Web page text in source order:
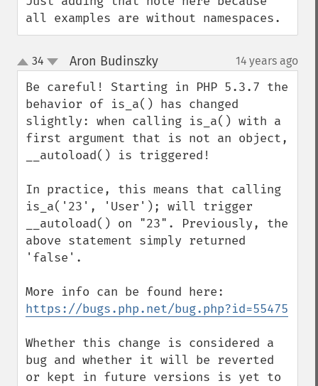
all examples are without namespaces.
up
down
34 Aron Budinszky¶ 14 years ago
Be careful! Starting in PHP 5.3.7 the
behavior of is_a() has changed
slightly: when calling is_a() with a
first argument that is not an object,
__autoload() is triggered!
In practice, this means that calling
is_a('23', 'User'); will trigger
__autoload() on "23". Previously, the
above statement simply returned
'false'.
https://bugs.php.net/bug.php?id=55475
Whether this change is considered a
bug and whether it will be reverted
or kept in future versions is yet to